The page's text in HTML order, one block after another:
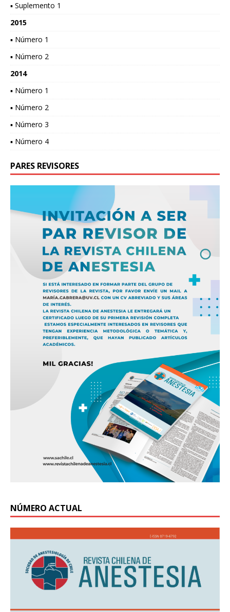
▪ Suplemento 1
2015
▪ Número 1
▪ Número 2
2014
▪ Número 1
▪ Número 2
▪ Número 3
▪ Número 4
PARES REVISORES
NÚMERO ACTUAL